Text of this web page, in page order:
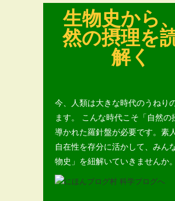
生物史から
然の摂理を
解く
今、人類は大きな時代のうねり
ます。 こんな時代こそ「自然の
導かれた羅針盤が必要です。素
自在性を存分に活かして、みん
物史」を紐解いていきませんか。